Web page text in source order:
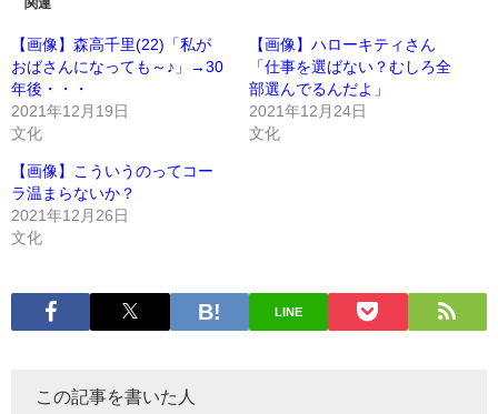
関連
【画像】森高千里(22)「私が
おばさんになっても～♪」→30
年後・・・
2021年12月19日
文化
【画像】ハローキティさん
「仕事を選ばない？むしろ全
部選んでるんだよ」
2021年12月24日
文化
【画像】こういうのってコー
ラ温まらないか？
2021年12月26日
文化
LINE
この記事を書いた人